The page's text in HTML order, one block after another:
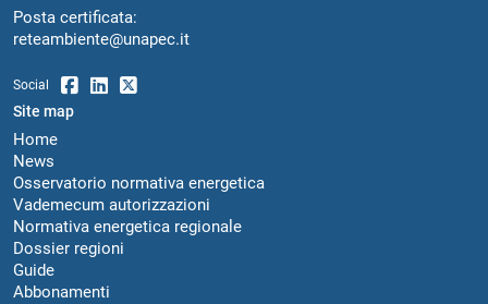
Posta certificata:
reteambiente@unapec.it
Social
Site map
Home
News
Osservatorio normativa energetica
Vademecum autorizzazioni
Normativa energetica regionale
Dossier regioni
Guide
Abbonamenti